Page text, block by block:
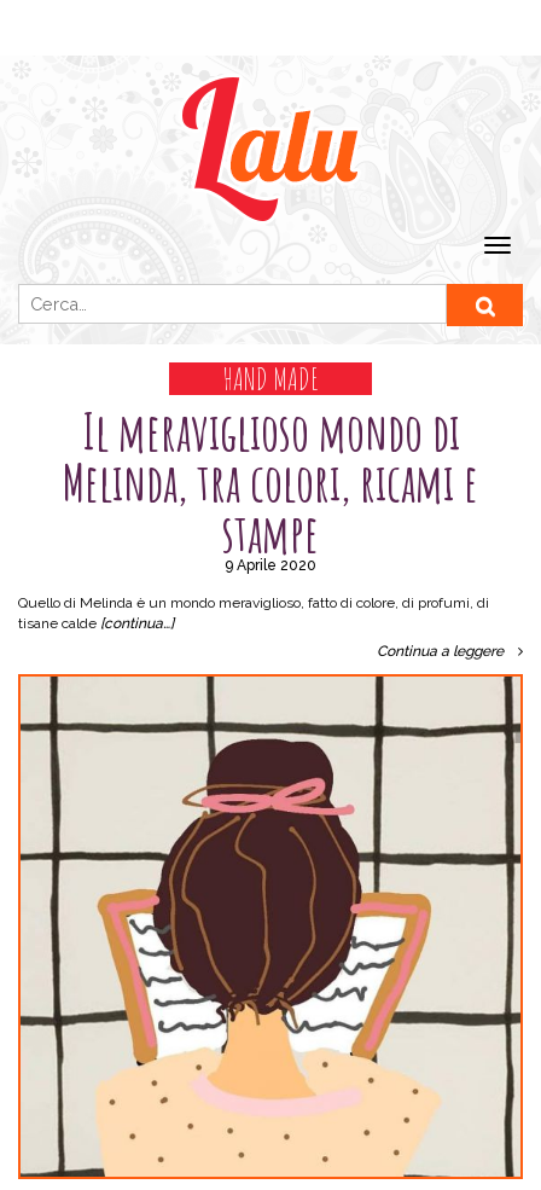
HAND MADE
Il meraviglioso mondo di
Melinda, tra colori, ricami e
stampe
9 Aprile 2020
Quello di Melinda è un mondo meraviglioso, fatto di colore, di profumi, di
tisane calde [continua…]
Continua a leggere